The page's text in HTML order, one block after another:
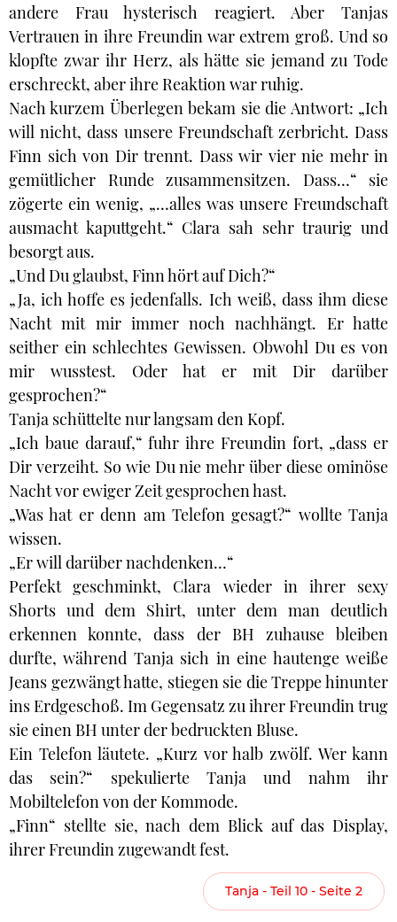
andere Frau hysterisch reagiert. Aber Tanjas
Vertrauen in ihre Freundin war extrem groß. Und so
klopfte zwar ihr Herz, als hätte sie jemand zu Tode
erschreckt, aber ihre Reaktion war ruhig.
Nach kurzem Überlegen bekam sie die Antwort: „Ich
will nicht, dass unsere Freundschaft zerbricht. Dass
Finn sich von Dir trennt. Dass wir vier nie mehr in
gemütlicher Runde zusammensitzen. Dass…“ sie
zögerte ein wenig, „…alles was unsere Freundschaft
ausmacht kaputtgeht.“ Clara sah sehr traurig und
besorgt aus.
„Und Du glaubst, Finn hört auf Dich?“
„Ja, ich hoffe es jedenfalls. Ich weiß, dass ihm diese
Nacht mit mir immer noch nachhängt. Er hatte
seither ein schlechtes Gewissen. Obwohl Du es von
mir wusstest. Oder hat er mit Dir darüber
gesprochen?“
Tanja schüttelte nur langsam den Kopf.
„Ich baue darauf,“ fuhr ihre Freundin fort, „dass er
Dir verzeiht. So wie Du nie mehr über diese ominöse
Nacht vor ewiger Zeit gesprochen hast.
„Was hat er denn am Telefon gesagt?“ wollte Tanja
wissen.
„Er will darüber nachdenken…“
Perfekt geschminkt, Clara wieder in ihrer sexy
Shorts und dem Shirt, unter dem man deutlich
erkennen konnte, dass der BH zuhause bleiben
durfte, während Tanja sich in eine hautenge weiße
Jeans gezwängt hatte, stiegen sie die Treppe hinunter
ins Erdgeschoß. Im Gegensatz zu ihrer Freundin trug
sie einen BH unter der bedruckten Bluse.
Ein Telefon läutete. „Kurz vor halb zwölf. Wer kann
das sein?“ spekulierte Tanja und nahm ihr
Mobiltelefon von der Kommode.
„Finn“ stellte sie, nach dem Blick auf das Display,
ihrer Freundin zugewandt fest.
Tanja - Teil 10 - Seite 2